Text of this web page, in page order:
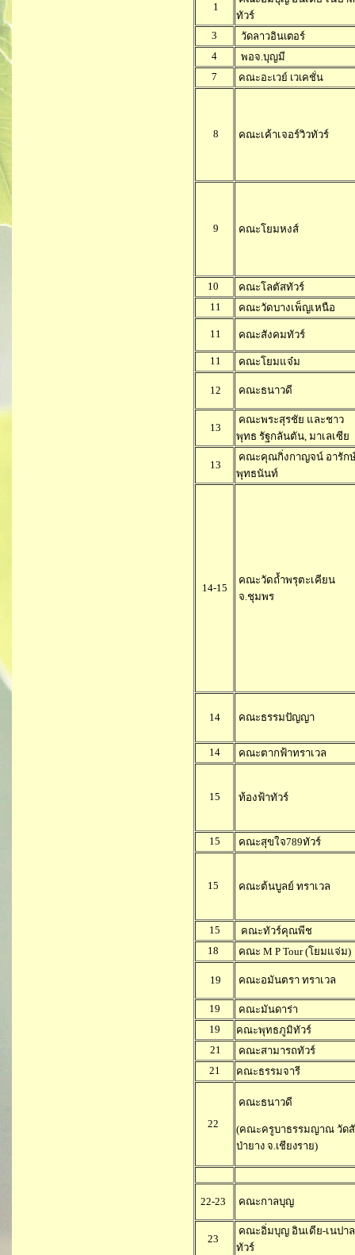
1
ทัวร์
3
วัดลาวอินเตอร์
4
พอจ.บุญมี
7
คณะอะเวย์ เวเคชั่น
8 คณะเค้าเจอร์วิวทัวร์
9 คณะโยมหงส์
10
คณะโลตัสทัวร์
11
คณะวัดบางเพ็ญเหนือ
11 คณะสังคมทัวร์
11 คณะโยมแจ๋ม
12 คณะธนาวดี
13
คณะพระสุรชัย และชาว
พุทธ รัฐกลันตัน, มาเลเซีย
13
คณะคุณกิ่งกาญจน์ อารัก
พุทธนันท์
14-15
คณะวัดถ้ำพรุตะเคียน
จ.ชุมพร
14 คณะธรรมปัญญา
14 คณะตากฟ้าทราเวล
15 ท้องฟ้าทัวร์
15 คณะสุขใจ789ทัวร์
15 คณะต้นบูลย์ ทราเวล
15
คณะทัวร์คุณพีช
18
คณะ M P Tour (โยมแจ่ม)
19 คณะอมันตรา ทราเวล
19
คณะมันดาร่า
19
คณะพุทธภูมิทัวร์
21
คณะสามารถทัวร์
21
คณะธรรมจารี
22
คณะธนาวดี
(คณะครูบาธรรมญาณ วัด
ป่ายาง จ.เชียงราย)
22-23 คณะกาลบุญ
23
คณะอิ่มบุญ อินเดีย-เนปาล
ทัวร์